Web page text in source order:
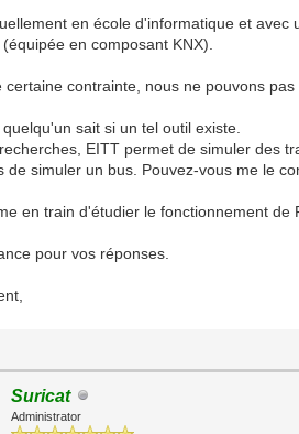
en école d'informatique et
en composant KNX).
certaine contrainte, nous ne pouvons
sait si un tel outil existe.
EITT permet de simuler des
de simuler un bus. Pouvez-vous me le
en train d'étudier le fonctionnement
pour vos réponses.
Suricat
Administrator